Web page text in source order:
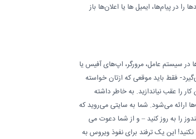
در پیام‌ها، ایمیل ها یا اعلان‌ها باز
در سیستم عامل‌، مرورگر، اپ‌های آفیس یا
فقط باید موقعی که ازتان خواسته
کار را عقب نیاندازید. به خاطر داشته
ارائه می‌شود. شما به سایتی می‌روید که
را به روز کنید – و از شما دعوت می
نکنید! این یک ترفند برای نفوذ ویروس به